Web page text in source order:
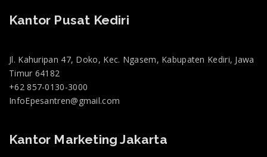
Kantor Pusat Kediri
Jl. Kahuripan 47, Doko, Kec. Ngasem, Kabupaten Kediri, Jawa
Timur 64182
+62 857-0130-3000
InfoEpesantren@gmail.com
Kantor Marketing Jakarta